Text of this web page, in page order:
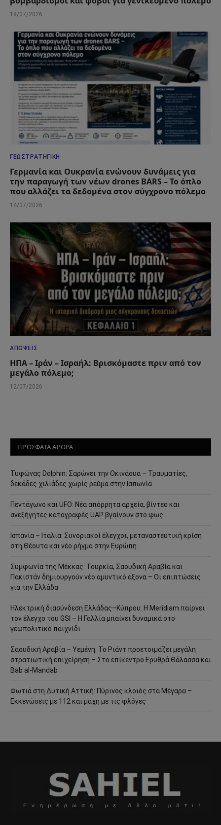
18/07/2026
ΓΕΩΣΤΡΑΤΗΓΙΚΉ
Γερμανία και Ουκρανία ενώνουν δυνάμεις για
την παραγωγή των νέων drones BARS – Το όπλο
που αλλάζει τα δεδομένα στον σύγχρονο πόλεμο
14/07/2026
ΑΠΌΨΕΙΣ
ΗΠΑ – Ιράν – Ισραήλ: Βρισκόμαστε πριν από τον
μεγάλο πόλεμο;
12/07/2026
ΠΡΟΣΦΑΤΑ ΑΡΘΡΑ
Τυφώνας Dolphin: Σαρώνει την Οκινάουα – Τραυματίες,
δεκάδες χιλιάδες χωρίς ρεύμα στην Ιαπωνία
Πεντάγωνο και UFO: Νέα απόρρητα αρχεία, βίντεο και
ανεξήγητες καταγραφές UAP βγαίνουν στο φως
Ισπανία – Ιταλία: Συνοριακοί έλεγχοι, μεταναστευτική κρίση
στη Θέουτα και νέο ρήγμα στην Ευρώπη
Συμφωνία της Μέκκας: Τουρκία, Σαουδική Αραβία και
Πακιστάν δημιουργούν νέο αμυντικό άξονα – Οι επιπτώσεις
για την Ελλάδα
Ηλεκτρική διασύνδεση Ελλάδας–Κύπρου: Η Meridiam παίρνει
τον έλεγχο του GSI – Η Γαλλία μπαίνει δυναμικά στο
γεωπολιτικό παιχνίδι
Σαουδική Αραβία – Υεμένη: Το Ριάντ προετοιμάζει μεγάλη
στρατιωτική επιχείρηση – Στο επίκεντρο Ερυθρά Θάλασσα και
Bab al-Mandab
Φωτιά στη Δυτική Αττική: Πύρινος κλοιός στα Μέγαρα –
Εκκενώσεις με 112 και μάχη με τις φλόγες